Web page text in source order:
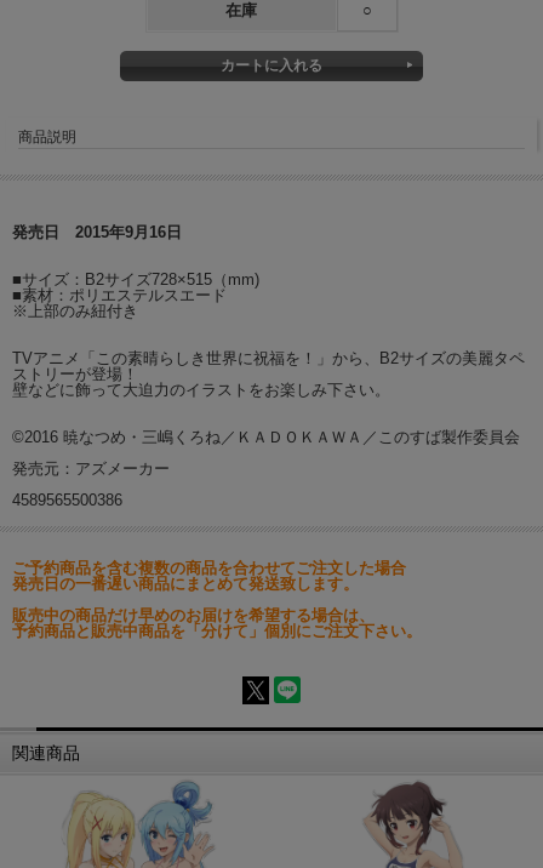
在庫 ○
商品説明
発売日 2015年9月16日
■サイズ：B2サイズ728×515（mm)
■素材：ポリエステルスエード
※上部のみ紐付き
TVアニメ「この素晴らしき世界に祝福を！」から、B2サイズの美麗タペ
ストリーが登場！
壁などに飾って大迫力のイラストをお楽しみ下さい。
©2016 暁なつめ・三嶋くろね／ＫＡＤＯＫＡＷＡ／このすば製作委員会
発売元：アズメーカー
4589565500386
ご予約商品を含む複数の商品を合わせてご注文した場合
発売日の一番遅い商品にまとめて発送致します。
販売中の商品だけ早めのお届けを希望する場合は、
予約商品と販売中商品を「分けて」個別にご注文下さい。
関連商品